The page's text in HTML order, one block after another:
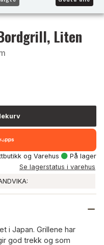
Liten
og Varehus
På lager
Se lagerstatus i varehus
i Japan. Grillene har
god trekk og som